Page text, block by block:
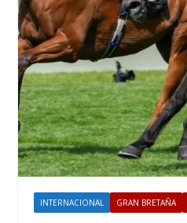
INTERNACIONAL GRAN BRETAÑA